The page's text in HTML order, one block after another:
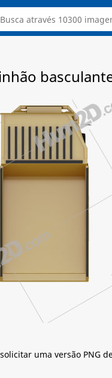
uma versão PNG